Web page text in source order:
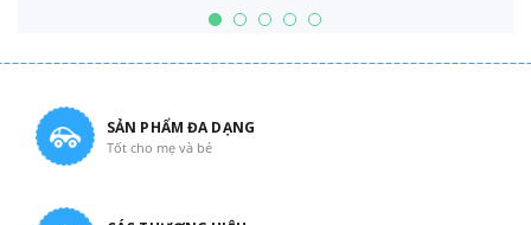
SẢN PHẨM ĐA DẠNG
Tốt cho mẹ và bé